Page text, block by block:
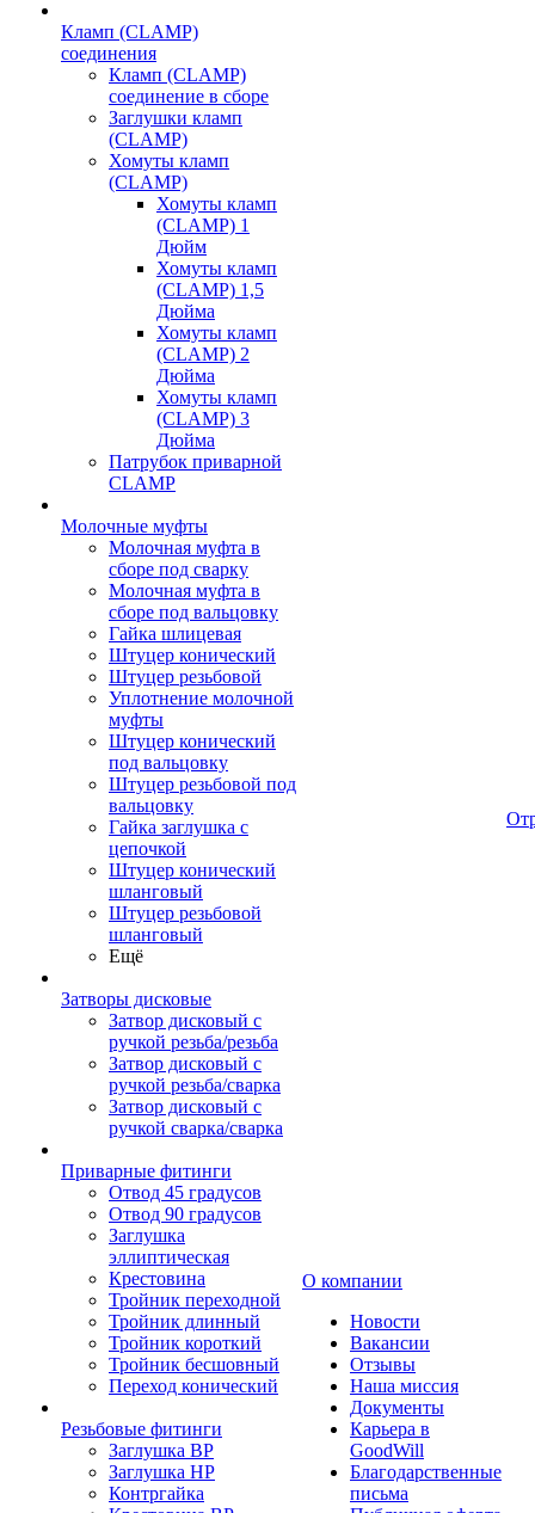
Кламп (CLAMP)
соединения
Кламп (CLAMP)
соединение в сборе
Заглушки кламп
(CLAMP)
Хомуты кламп
(CLAMP)
Хомуты кламп
(CLAMP) 1
Дюйм
Хомуты кламп
(CLAMP) 1,5
Дюйма
Хомуты кламп
(CLAMP) 2
Дюйма
Хомуты кламп
(CLAMP) 3
Дюйма
Патрубок приварной
CLAMP
Молочные муфты
Молочная муфта в
сборе под сварку
Молочная муфта в
сборе под вальцовку
Гайка шлицевая
Штуцер конический
Штуцер резьбовой
Уплотнение молочной
муфты
Штуцер конический
под вальцовку
Штуцер резьбовой под
вальцовку
Гайка заглушка с
цепочкой
Штуцер конический
шланговый
Штуцер резьбовой
шланговый
Ещё
Затворы дисковые
Затвор дисковый с
ручкой резьба/резьба
Затвор дисковый с
ручкой резьба/сварка
Затвор дисковый с
ручкой сварка/сварка
Приварные фитинги
Отвод 45 градусов
Отвод 90 градусов
Заглушка
эллиптическая
Крестовина
Тройник переходной
Тройник длинный
Тройник короткий
Тройник бесшовный
Переход конический
Резьбовые фитинги
Заглушка ВР
Заглушка НР
Контргайка
О компании
Новости
Вакансии
Отзывы
Наша миссия
Документы
Карьера в
GoodWill
Благодарственные
письма